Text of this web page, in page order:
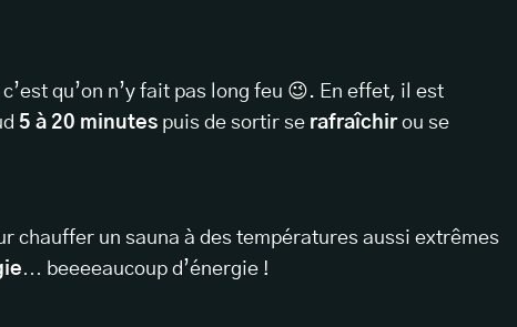
qu’on n’y fait pas long feu 😉. En effet, il est
5 à 20 minutes puis de sortir se rafraîchirou se
chauffer un sauna à des températures aussi extrêmes
… beeeeaucoup d’énergie !